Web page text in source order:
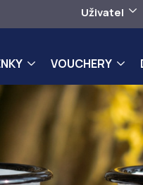
Uživatel
VOUCHERY